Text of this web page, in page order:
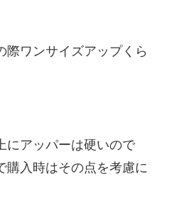
際ワンサイズアップくら
にアッパーは硬いので
購入時はその点を考慮に